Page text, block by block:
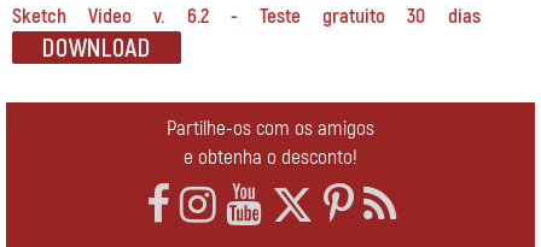
Sketch Video v. 6.2 - Teste gratuito 30 dias
Partilhe-os com os amigos
e obtenha o desconto!